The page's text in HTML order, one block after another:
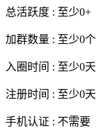
总活跃度 : 至少0+
加群数量 : 至少0个
入圈时间 : 至少0天
注册时间 : 至少0天
手机认证 : 不需要